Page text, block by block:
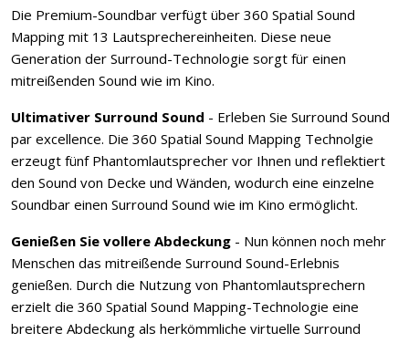
Die Premium-Soundbar verfügt über 360 Spatial Sound
Mapping mit 13 Lautsprechereinheiten. Diese neue
Generation der Surround-Technologie sorgt für einen
mitreißenden Sound wie im Kino.
Ultimativer Surround Sound - Erleben Sie Surround Sound
par excellence. Die 360 Spatial Sound Mapping Technolgie
erzeugt fünf Phantomlautsprecher vor Ihnen und reflektiert
den Sound von Decke und Wänden, wodurch eine einzelne
Soundbar einen Surround Sound wie im Kino ermöglicht.
Genießen Sie vollere Abdeckung - Nun können noch mehr
Menschen das mitreißende Surround Sound-Erlebnis
genießen. Durch die Nutzung von Phantomlautsprechern
erzielt die 360 Spatial Sound Mapping-Technologie eine
breitere Abdeckung als herkömmliche virtuelle Surround